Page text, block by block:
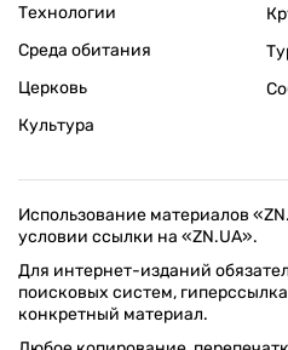
Технологии
Среда обитания
Церковь
Культура
Использование материалов
условии ссылки на «ZN.UA».
Для интернет-изданий
поисковых систем,
конкретный материал.